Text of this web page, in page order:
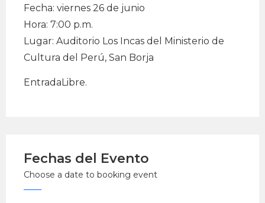
Fecha: viernes 26 de junio
Hora: 7:00 p.m.
Lugar: Auditorio Los Incas del Ministerio de
Cultura del Perú, San Borja
EntradaLibre.
Fechas del Evento
Choose a date to booking event